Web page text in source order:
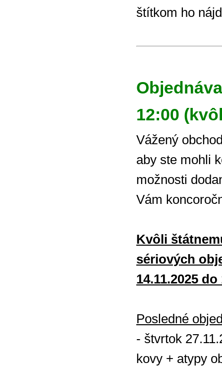
štítkom ho
12:00
Vážený
aby ste mohli
možnosti
Vám
Kvôli
sériových
14.11.2025 do
Posledné
- štvrtok
kovy + atypy